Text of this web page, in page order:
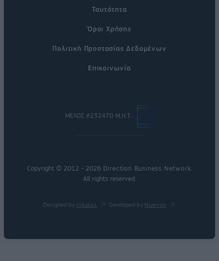
Ταυτότητα
Όροι Χρήσης
Πολιτική Προστασίας Δεδομένων
Επικοινωνία
ΜΕΛΟΣ #232470 Μ.Η.Τ.
Copyright © 2012 - 2026 Direction Business Network
All rights reserved.
Designed by nikolas Developed by Nuevvo